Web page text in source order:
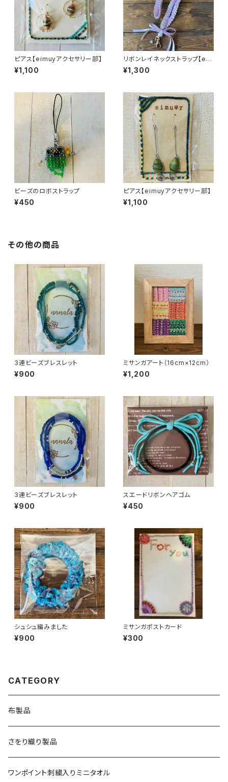
ピアス【eimuyアクセサリー部】
¥1,100
リボンレイネックストラップ【ei
muyアクセサリー部】
¥1,300
ビーズのロボストラップ
¥450
ピアス【eimuyアクセサリー部】
¥1,100
その他の商品
3連ビーズブレスレット
¥900
ミサンガアート（16cm×12cm）
¥1,200
3連ビーズブレスレット
¥900
スエードリボンヘアゴム
¥450
シュシュ編みました
¥900
ミサンガポストカード
¥300
CATEGORY
布製品
さをり織り製品
ワンポイント刺繍入りミニタオル